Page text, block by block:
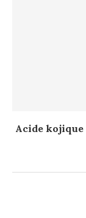
Acide kojique